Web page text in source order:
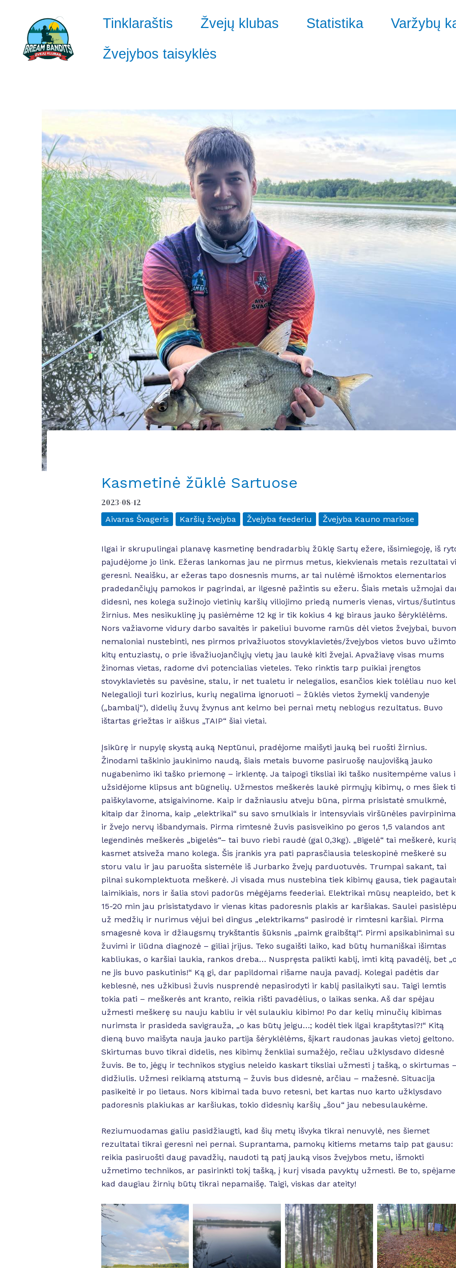
Tinklaraštis Žvejų klubas Statistika
Varžybų
Žvejybos taisyklės
Kasmetinė žūklė Sartuose
2023-08-12
Aivaras Švageris Karšių žvejyba Žvejyba feederiu Žvejyba Kauno mariose
Ilgai ir skrupulingai planavę kasmetinę bendradarbių žūklę Sartų ežere, išsimiegoję, iš
pajudėjome jo link. Ežeras lankomas jau ne pirmus metus, kiekvienais metais rezultatai
geresni. Neaišku, ar ežeras tapo dosnesnis mums, ar tai nulėmė išmoktos elementarios
pradedančiųjų pamokos ir pagrindai, ar ilgesnė pažintis su ežeru. Šiais metais užmojai
didesni, nes kolega sužinojo vietinių karšių viliojimo priedą numeris vienas, virtus/šutintus
žirnius. Mes nesikuklinę jų pasiėmėme 12 kg ir tik kokius 4 kg biraus jauko šėryklėlėms.
Nors važiavome vidury darbo savaitės ir pakeliui buvome ramūs dėl vietos žvejybai,
nemaloniai nustebinti, nes pirmos privažiuotos stovyklavietės/žvejybos vietos buvo
kitų entuziastų, o prie išvažiuojančiųjų vietų jau laukė kiti žvejai. Apvažiavę visas mums
žinomas vietas, radome dvi potencialias vieteles. Teko rinktis tarp puikiai įrengtos
stovyklavietės su pavėsine, stalu, ir net tualetu ir nelegalios, esančios kiek tolėliau nuo
Nelegalioji turi kozirius, kurių negalima ignoruoti – žūklės vietos žymeklį vandenyje
(„bambalį“), didelių žuvų žvynus ant kelmo bei pernai metų neblogus rezultatus. Buvo
ištartas griežtas ir aiškus „TAIP“ šiai vietai.
Įsikūrę ir nupylę skystą auką Neptūnui, pradėjome maišyti jauką bei ruošti žirnius.
Žinodami taškinio jaukinimo naudą, šiais metais buvome pasiruošę naujovišką jauko
nugabenimo iki taško priemonę – irklentę. Ja taipogi tiksliai iki taško nusitempėme valus
užsidėjome klipsus ant būgnelių. Užmestos meškerės laukė pirmųjų kibimų, o mes šiek
paiškylavome, atsigaivinome. Kaip ir dažniausiu atveju būna, pirma prisistatė smulkmė,
kitaip dar žinoma, kaip „elektrikai“ su savo smulkiais ir intensyviais viršūnėles
ir žvejo nervų išbandymais. Pirma rimtesnė žuvis pasisveikino po geros 1,5 valandos ant
legendinės meškerės „bigelės“– tai buvo riebi raudė (gal 0,3kg). „Bigelė“ tai meškerė,
kasmet atsiveža mano kolega. Šis įrankis yra pati paprasčiausia teleskopinė meškerė su
storu valu ir jau paruošta sistemėle iš Jurbarko žvejų parduotuvės. Trumpai sakant, tai
pilnai sukomplektuota meškerė. Ji visada mus nustebina tiek kibimų gausa, tiek
laimikiais, nors ir šalia stovi padorūs mėgėjams feederiai. Elektrikai mūsų neapleido, bet
15-20 min jau prisistatydavo ir vienas kitas padoresnis plakis ar karšiakas. Saulei
už medžių ir nurimus vėjui bei dingus „elektrikams“ pasirodė ir rimtesni karšiai. Pirma
smagesnė kova ir džiaugsmų trykštantis šūksnis „paimk graibštą!“. Pirmi apsikabinimai su
žuvimi ir liūdna diagnozė – giliai įrijus. Teko sugaišti laiko, kad būtų humaniškai išimtas
kabliukas, o karšiai laukia, rankos dreba… Nuspręsta palikti kablį, imti kitą pavadėlį, bet
ne jis buvo paskutinis!“ Ką gi, dar papildomai rišame nauja pavadį. Kolegai padėtis dar
keblesnė, nes užkibusi žuvis nusprendė nepasirodyti ir kablį pasilaikyti sau. Taigi lemtis
tokia pati – meškerės ant kranto, reikia rišti pavadėlius, o laikas senka. Aš dar spėjau
užmesti meškerę su nauju kabliu ir vėl sulaukiu kibimo! Po dar kelių minučių kibimas
nurimsta ir prasideda savigrauža, „o kas būtų jeigu…; kodėl tiek ilgai krapštytasi?!“ Kitą
dieną buvo maišyta nauja jauko partija šėryklėlėms, šįkart raudonas jaukas vietoj geltono.
Skirtumas buvo tikrai didelis, nes kibimų ženkliai sumažėjo, rečiau užklysdavo didesnė
žuvis. Be to, jėgų ir technikos stygius neleido kaskart tiksliai užmesti į tašką, o skirtumas
didžiulis. Užmesi reikiamą atstumą – žuvis bus didesnė, arčiau – mažesnė. Situacija
pasikeitė ir po lietaus. Nors kibimai tada buvo retesni, bet kartas nuo karto užklysdavo
padoresnis plakiukas ar karšiukas, tokio didesnių karšių „šou“ jau nebesulaukėme.
Reziumuodamas galiu pasidžiaugti, kad šių metų išvyka tikrai nenuvylė, nes šiemet
rezultatai tikrai geresni nei pernai. Suprantama, pamokų kitiems metams taip pat gausu:
reikia pasiruošti daug pavadžių, naudoti tą patį jauką visos žvejybos metu, išmokti
užmetimo technikos, ar pasirinkti tokį tašką, į kurį visada pavyktų užmesti. Be to,
kad daugiau žirnių būtų tikrai nepamaišę. Taigi, viskas dar ateity!
No Caption
No Caption
No Caption
No Caption